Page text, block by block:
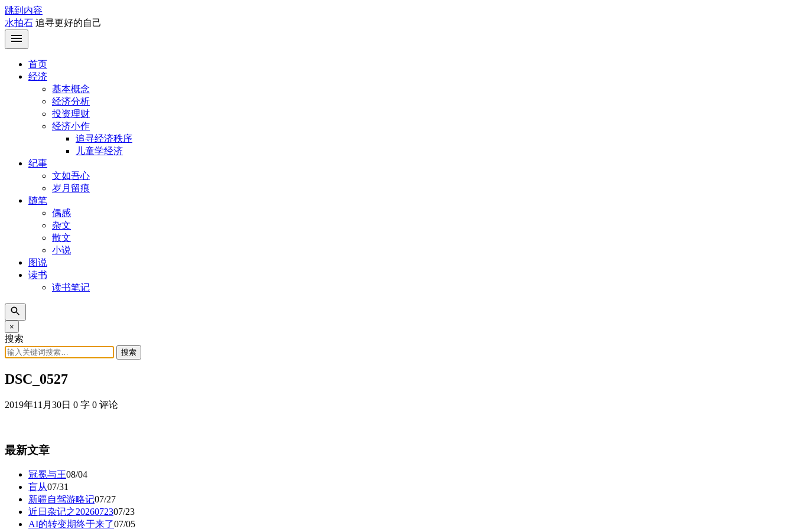
跳到内容
水拍石 追寻更好的自己
首页
经济
基本概念
经济分析
投资理财
经济小作
追寻经济秩序
儿童学经济
纪事
文如吾心
岁月留痕
随笔
偶感
杂文
散文
小说
图说
读书
读书笔记
×
搜索
搜索
DSC_0527
2019年11月30日 0 字 0 评论
最新文章
冠冕与王08/04
盲从07/31
新疆自驾游略记07/27
近日杂记之2026072307/23
AI的转变期终于来了07/05